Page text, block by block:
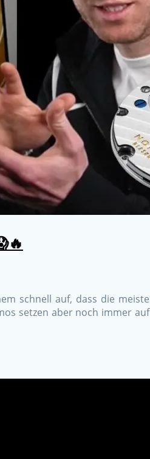
schnell auf, dass die
setzen aber noch immer